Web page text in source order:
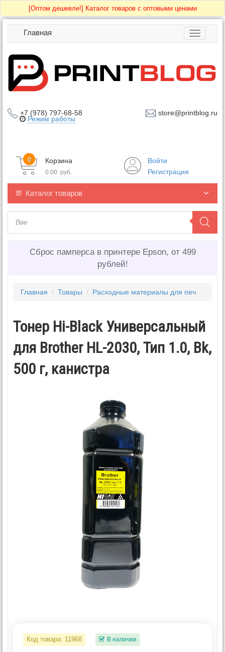
[Оптом дешевле!] Каталог товаров с оптовыми ценами
Toggle
Главная
+7 (978) 797-68-58 store@printblog.ru
Режим работы
Корзина
0
0.00 руб.
Войти
Регистрация
Каталог товаров
Сброс памперса в принтере Epson, от 499
рублей!
Главная / Товары / Расходные материалы для печати
Тонер Hi-Black Универсальный
для Brother HL-2030, Тип 1.0, Bk,
500 г, канистра
Код товара: 11968 В наличии